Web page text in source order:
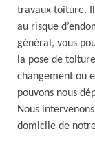
travaux toiture.
au risque
général, vous
la pose de
changement ou
pouvons nous
Nous
domicile de